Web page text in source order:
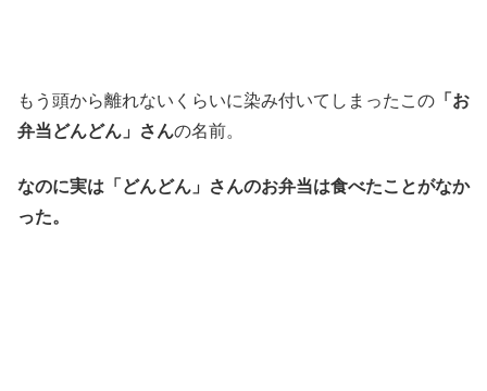
もう頭から離れないくらいに染み付いてしまったこの 「お
弁当どんどん」さんの名前。
なのに実は「どんどん」さんのお弁当は食べたことがなか
った。